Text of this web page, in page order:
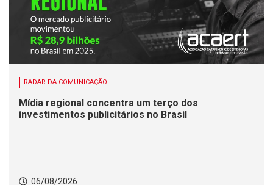
RADAR DA COMUNICAÇÃO
Mídia regional concentra um terço dos
investimentos publicitários no Brasil
06/08/2026